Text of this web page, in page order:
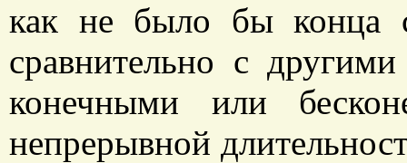
как не было бы конца
сравнительно с
конечными или
непрерывной